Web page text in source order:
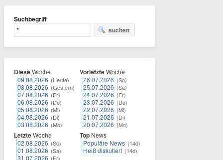
Suchbegriff
suchen
DieseWoche
09.08.2026 (Heute)
08.08.2026 (Gestern)
07.08.2026 (Fr)
06.08.2026 (Do)
05.08.2026 (Mi)
04.08.2026 (Di)
03.08.2026 (Mo)
LetzteWoche
02.08.2026 (So)
01.08.2026 (Sa)
31.07.2026 (Fr)
VorletzteWoche
26.07.2026 (So)
25.07.2026 (Sa)
24.07.2026 (Fr)
23.07.2026 (Do)
22.07.2026 (Mi)
21.07.2026 (Di)
20.07.2026 (Mo)
Top News
Populäre News (14d)
Heiß diskutiert (14d)